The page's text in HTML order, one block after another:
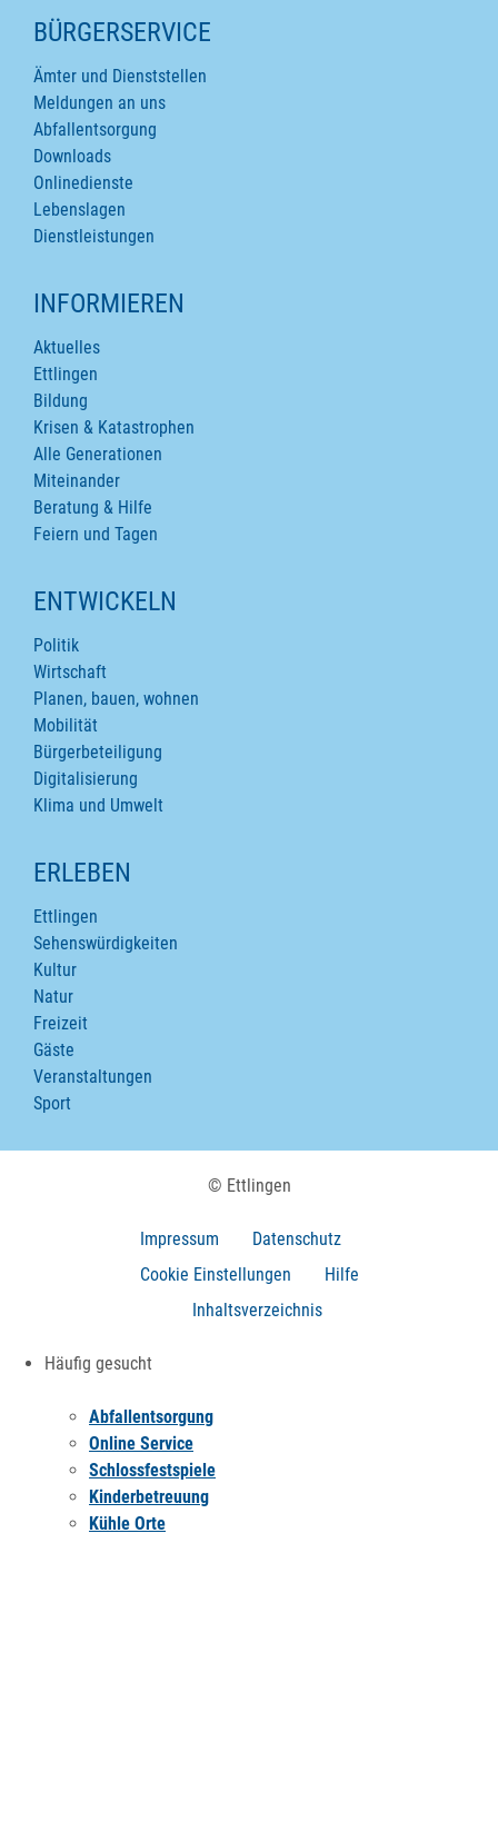
SEITENINHALTE
BÜRGERSERVICE
Ämter und Dienststellen
Meldungen an uns
Abfallentsorgung
Downloads
Onlinedienste
Lebenslagen
Dienstleistungen
INFORMIEREN
Aktuelles
Ettlingen
Bildung
Krisen & Katastrophen
Alle Generationen
Miteinander
Beratung & Hilfe
Feiern und Tagen
ENTWICKELN
Politik
Wirtschaft
Planen, bauen, wohnen
Mobilität
Bürgerbeteiligung
Digitalisierung
Klima und Umwelt
ERLEBEN
Ettlingen
Sehenswürdigkeiten
Kultur
Natur
Freizeit
Gäste
Veranstaltungen
Sport
© Ettlingen
Impressum
Datenschutz
Cookie Einstellungen
Hilfe
Inhaltsverzeichnis
Häufig gesucht
Abfallentsorgung
Online Service
Schlossfestspiele
Kinderbetreuung
Kühle Orte